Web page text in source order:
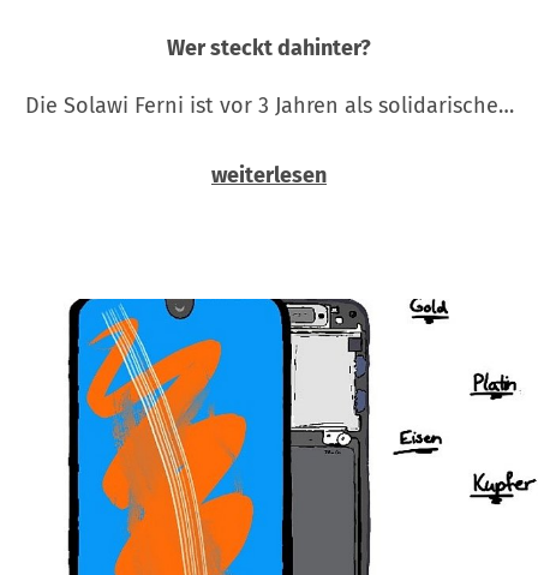
Wer steckt dahinter?
Die Solawi Ferni ist vor 3 Jahren als solidarische…
weiterlesen